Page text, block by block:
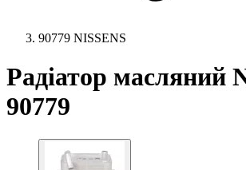
90779 NISSENS
Радіатор масляний
90779